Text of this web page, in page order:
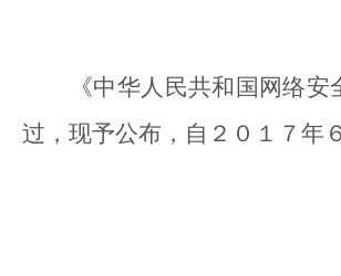
《中华人民共和国网络
过，现予公布，自２０１７年